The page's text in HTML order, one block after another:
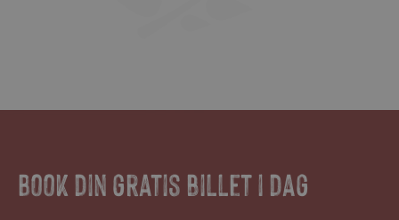
Book din gratis billet i dag